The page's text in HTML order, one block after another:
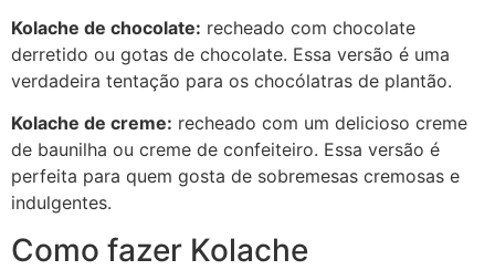
Kolache de chocolate: recheado com chocolate
derretido ou gotas de chocolate. Essa versão é uma
verdadeira tentação para os chocólatras de plantão.
Kolache de creme: recheado com um delicioso creme
de baunilha ou creme de confeiteiro. Essa versão é
perfeita para quem gosta de sobremesas cremosas e
indulgentes.
Como fazer Kolache